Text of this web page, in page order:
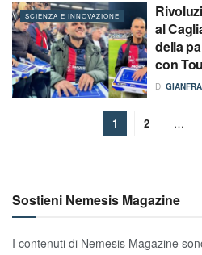
SCIENZA E INNOVAZIONE
al
della
con
DI
1 2 …
Sostieni Nemesis Magazine
I contenuti di Nemesis Magazine